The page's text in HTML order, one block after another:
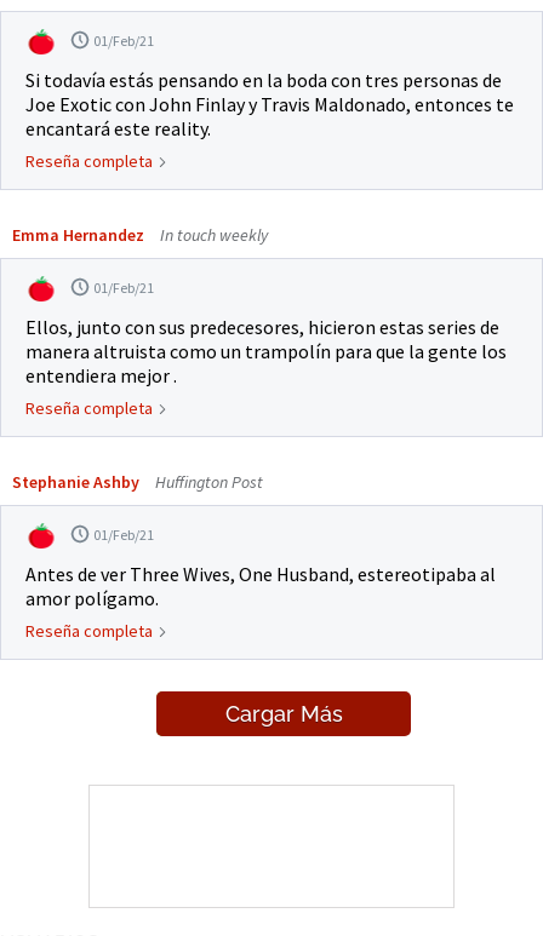
01/Feb/21
Si todavía estás pensando en la boda con tres personas de
Joe Exotic con John Finlay y Travis Maldonado, entonces te
encantará este reality.
Reseña completa
Emma Hernandez In touch weekly
01/Feb/21
Ellos, junto con sus predecesores, hicieron estas series de
manera altruista como un trampolín para que la gente los
entendiera mejor .
Reseña completa
Stephanie Ashby Huffington Post
01/Feb/21
Antes de ver Three Wives, One Husband, estereotipaba al
amor polígamo.
Reseña completa
Cargar Más